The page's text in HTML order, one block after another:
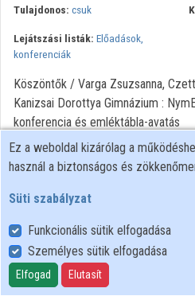
Tulajdonos: csuk
Lejátszási listák: Előadások,
konferenciák
Köszöntők / Varga Zsuzsanna,
Kanizsai Dorottya Gimnázium :
konferencia és emléktábla-avatás
Felhasználói szabályzat
Adatkezelési tájékoztató
Süti szabályzat
Ez a weboldal kizárólag a
használ a biztonságos és
Süti szabályzat
Funkcionális sütik elfogadása
Személyes sütik elfogadása
Elfogad Elutasít